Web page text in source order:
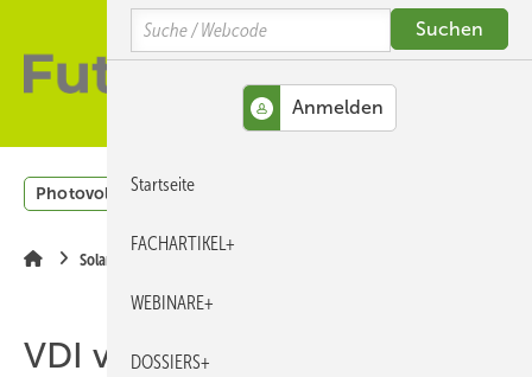
Hauptinhalt
main
Photovoltaik Windenergie
Solarspeicher
VDI veröffentlicht
Search
Startseite
FACHARTIKEL+
WEBINARE+
DOSSIERS+